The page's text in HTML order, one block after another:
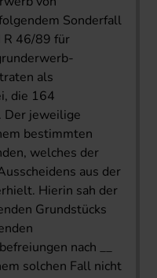
Sonderfall
R 46/89 für
als
die 164
Der jeweilige
bestimmten
welches der
aus der
Hierin sah der
Grundstücks
nach __
solchen Fall nicht